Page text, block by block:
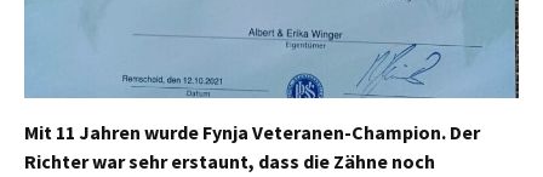
Mit 11 Jahren wurde Fynja Veteranen-Champion. Der
Richter war sehr erstaunt, dass die Zähne noch